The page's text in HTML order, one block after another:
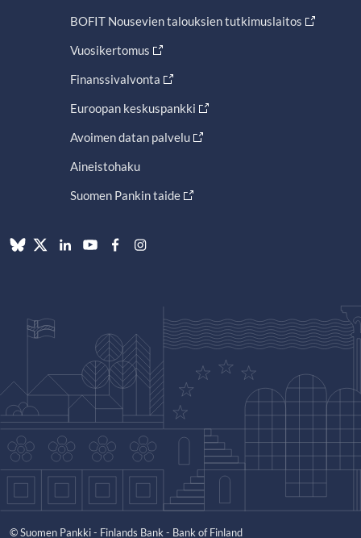
BOFIT Nousevien talouksien tutkimuslaitos
Vuosikertomus
Finanssivalvonta
Euroopan keskuspankki
Avoimen datan palvelu
Aineistohaku
Suomen Pankin taide
© Suomen Pankki - Finlands Bank - Bank of Finland